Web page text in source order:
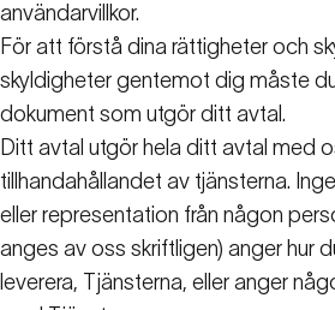
användarvillkor.
För att förstå dina rättigheter och
skyldigheter gentemot dig måste
dokument som utgör ditt avtal.
Ditt avtal utgör hela ditt avtal med
tillhandahållandet av tjänsterna.
eller representation från någon
anges av oss skriftligen) anger hur
leverera, Tjänsterna, eller anger